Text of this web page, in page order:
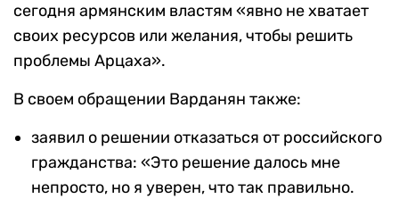
сегодня армянским властям «явно не хватает
своих ресурсов или желания, чтобы решить
проблемы Арцаха».
В своем обращении Варданян также:
заявил о решении отказаться от российского
гражданства: «Это решение далось мне
непросто, но я уверен, что так правильно.